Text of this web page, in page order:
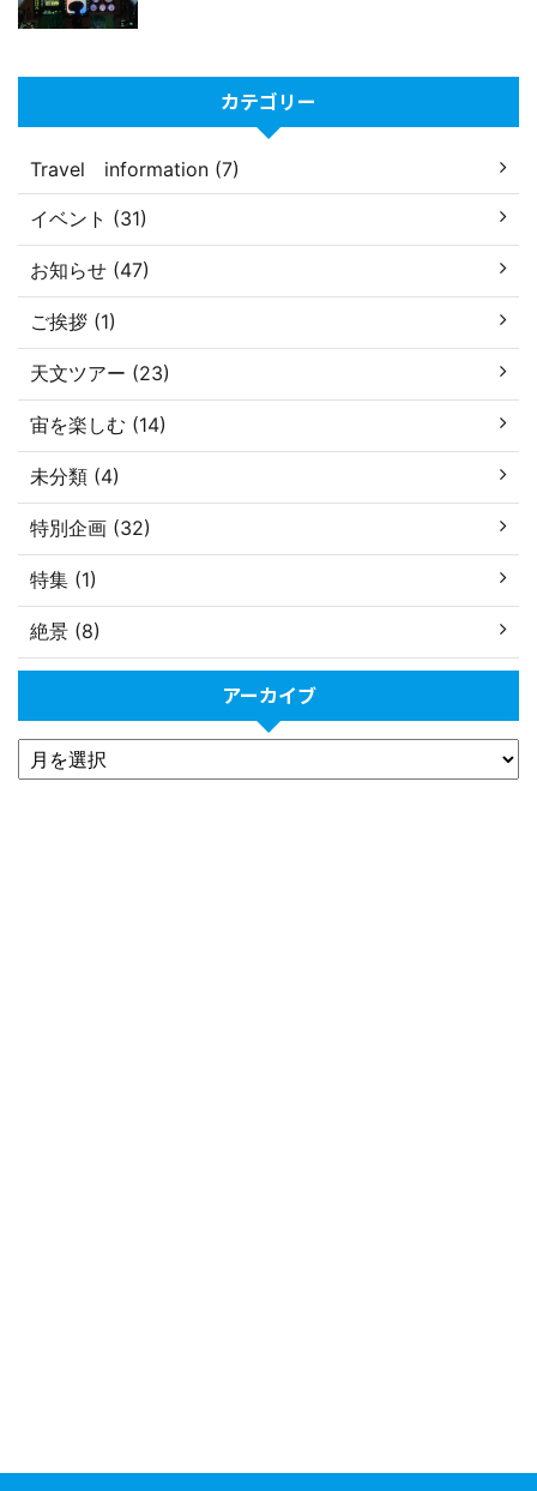
カテゴリー
Travel information (7)
イベント (31)
お知らせ (47)
ご挨拶 (1)
天文ツアー (23)
宙を楽しむ (14)
未分類 (4)
特別企画 (32)
特集 (1)
絶景 (8)
アーカイブ